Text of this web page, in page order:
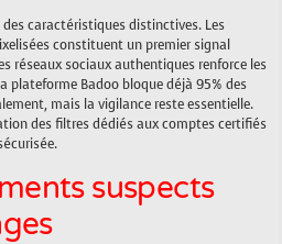
caractéristiques distinctives. Les
constituent un premier signal
réseaux sociaux authentiques renforce les
plateforme Badoo bloque déjà 95% des
mais la vigilance reste essentielle.
des filtres dédiés aux comptes certifiés
suspects